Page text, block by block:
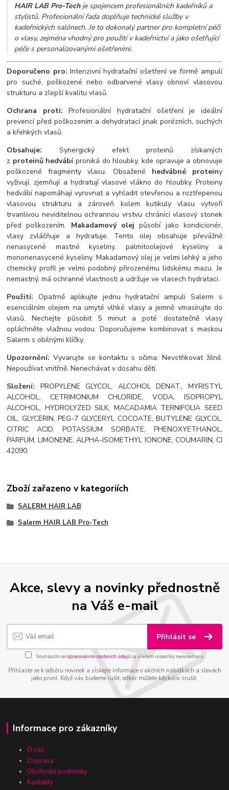
HAIR LAB Pro-Techje spojencem profesionálních kadeřníků a
stylistů. Profesionální řada doplňuje technické služby v
kadeřnických salónech. Je to dokonalý partner pro kompletní péči
o vlasy, zejména vhodný pro použití v kadeřnictví a jako ošetřující
péče s personalizovanými ošetřeními.
Doporučeno pro: Intenzivní hydratační ošetření ve formě ampulí
pro suché, poškozené nebo odbarvené vlasy obnoví vlasovou
strukturu a zlepší kvalitu vlasů.
Ochrana proti: Profesionální hydratační ošetření je ideální
prevencí před poškozením a dehydratací jinak porézních, suchých
a křehkých vlasů.
Obsahuje: Synergický efekt proteinů získaných
z proteinů hedvábíproniká do hloubky, kde opravuje a obnovuje
poškozené fragmenty vlasu. Obsažené hedvábné proteiny
vyživují, zjemňují a hydratují vlasové vlákno do hloubky. Proteiny
hedvábí napomáhají vyrovnat a vyhladit otevřenou a roztřepenou
vlasovou strukturu a zároveň kolem kutikuly vlasu vytvoří
trvanlivou neviditelnou ochrannou vrstvu chránící vlasový stonek
před poškozením. Makadamový olejpůsobí jako kondicionér,
vlasy zvláčňuje a hydratuje. Tento olej obsahuje převážně
nenasycené mastné kyseliny, palmitoolejové kyseliny a
mononenasycené kyseliny. Makadamový olej je velmi lehký a jeho
chemický profil je velmi podobný přirozenému lidskému mazu. Je
nemastný, má ochranné vlastnosti a udržuje ve vlasech hydrataci.
Použití: Opatrně aplikujte jednu hydratační ampuli Salerm s
esenciálním olejem na umyté vlhké vlasy a jemně vmasírujte do
vlasů. Nechejte působit 5 minut a poté dostatečně vlasy
opláchněte vlažnou vodou. Doporučujeme kombinovat s maskou
Salerm s obilnými klíčky.
Upozornění: Vyvarujte se kontaktu s očima. Nevstřikovat žilně.
Nepoužívat vnitřně. Nenechávat v dosahu dětí.
Složení: PROPYLENE GLYCOL, ALCOHOL DENAT., MYRISTYL
ALCOHOL, CETRIMONIUM CHLORIDE, VODA, ISOPROPYL
ALCOHOL, HYDROLYZED SILK, MACADAMIA TERNIFOLIA SEED
OIL, GLYCERIN, PEG-7 GLYCERYL COCOATE, BUTYLENE GLYCOL,
CITRIC ACID, POTASSIUM SORBATE, PHENOXYETHANOL,
PARFUM, LIMONENE, ALPHA-ISOMETHYL IONONE, COUMARIN, CI
42090.
Zboží zařazeno v kategoriích
SALERM HAIR LAB
Salerm HAIR LAB Pro-Tech
Akce, slevy a novinky přednostně
na Váš e-mail
Přihlásit se
Souhlasím se zpracováním osobních údajůza účelem rozesílky newsletteru.
Přihlaste se k odběru novinek a získejte informace o akčních nabídkách a slevách
jako první. Když vás budeme rušit, odběr můžete kdykoliv zrušit.
Informace pro zákazníky
O nás
Doprava
Obchodní podmínky
Kontakty